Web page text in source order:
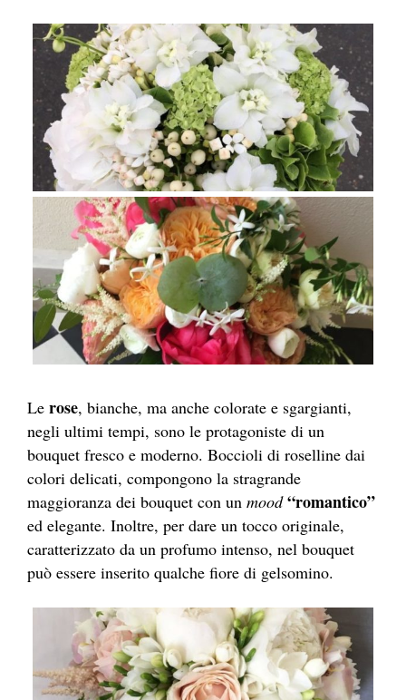
Le rose, bianche, ma anche colorate e sgargianti,
negli ultimi tempi, sono le protagoniste di un
bouquet fresco e moderno. Boccioli di roselline dai
colori delicati, compongono la stragrande
maggioranza dei bouquet con un mood “romantico”
ed elegante. Inoltre, per dare un tocco originale,
caratterizzato da un profumo intenso, nel bouquet
può essere inserito qualche fiore di gelsomino.